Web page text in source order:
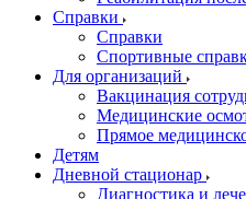
Справки
Справки
Спортивные
Для организаций
Вакцинация
Медицинские
Прямое
Детям
Дневной стационар
Диагностика и